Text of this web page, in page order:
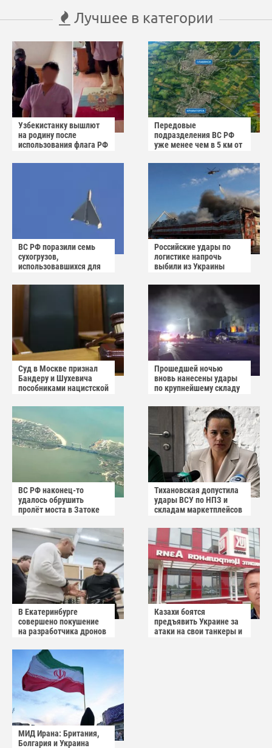
Лучшее в категории
Узбекистанку вышлют
на родину после
использования флага РФ
Передовые
подразделения ВС РФ
уже менее чем в 5 км от
Славянска
ВС РФ поразили семь
сухогрузов,
использовавшихся для
Российские удары по
логистике напрочь
выбили из Украины
Суд в Москве признал
Бандеру и Шухевича
пособниками нацистской
Прошедшей ночью
вновь нанесены удары
по крупнейшему складу
маркетплейса Rozetka
ВС РФ наконец-то
удалось обрушить
пролёт моста в Затоке
Тихановская допустила
удары ВСУ по НПЗ и
складам маркетплейсов
В Екатеринбурге
совершено покушение
на разработчика дронов
Казахи боятся
предъявить Украине за
атаки на свои танкеры и
МИД Ирана: Британия,
Болгария и Украина